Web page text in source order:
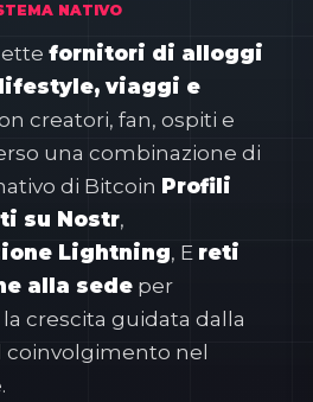
NATIVO
fornitori di alloggi
viaggi e
creatori, fan, ospiti e
una combinazione di
di Bitcoin Profili
su Nostr,
Lightning, E reti
alla sede per
crescita guidata dalla
nel